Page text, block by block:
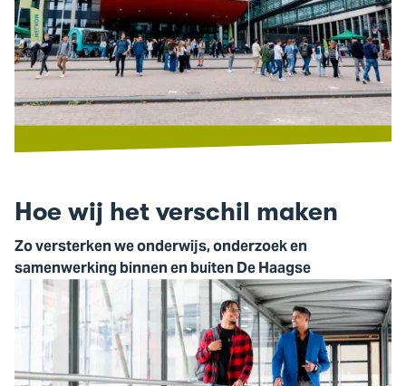
Hoe wij het verschil maken
Zo versterken we onderwijs, onderzoek en
samenwerking binnen en buiten De Haagse